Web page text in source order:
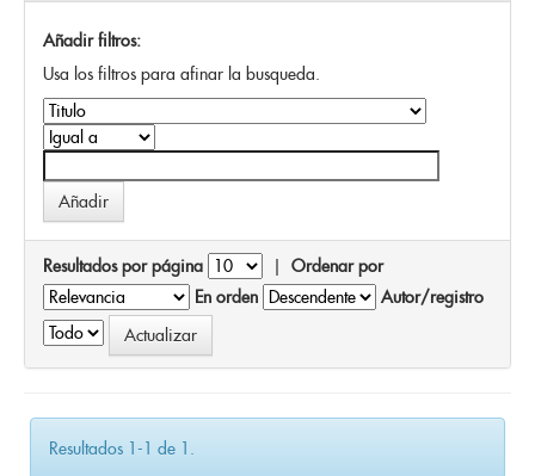
Añadir filtros:
Usa los filtros para afinar la busqueda.
Resultados por página | Ordenar por
En orden
Autor/registro
Resultados 1-1 de 1.